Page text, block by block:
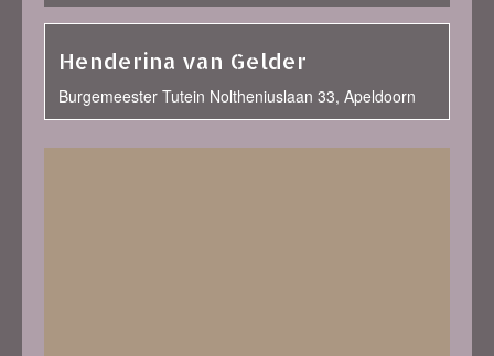
Henderina van Gelder
Burgemeester Tutein Noltheniuslaan 33, Apeldoorn